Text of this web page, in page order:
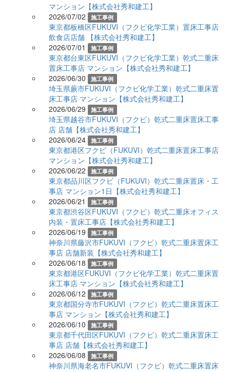
マンション【株式会社秀和建工】
2026/07/02
施工事例
東京都板橋区FUKUVI（フクビ化学工業）置床工事店
飲食店店舗 【株式会社秀和建工】
2026/07/01
施工事例
東京都台東区FUKUVI（フクビ化学工業）乾式二重床
置床工事店 マンション【株式会社秀和建工】
2026/06/30
施工事例
埼玉県蕨市FUKUVI（フクビ化学工業）乾式二重床置
床工事店 マンション【株式会社秀和建工】
2026/06/29
施工事例
埼玉県越谷市FUKUVI（フクビ）乾式二重床置床工事
店 店舗【株式会社秀和建工】
2026/06/24
施工事例
東京都港区フクビ（FUKUVI）乾式二重床置床工事店
マンション【株式会社秀和建工】
2026/06/22
施工事例
東京都品川区フクビ（FUKUVI）乾式二重床置床・工
事店 マンション1日【株式会社秀和建工】
2026/06/21
施工事例
東京都渋谷区FUKUVI（フクビ）乾式二重床オフィス
内装・置床工事店【株式会社秀和建工】
2026/06/19
施工事例
神奈川県藤沢市FUKUVI（フクビ）乾式二重床置床工
事店 店舗新装【株式会社秀和建工】
2026/06/18
施工事例
東京都港区FUKUVI（フクビ化学工業）乾式二重床置
床工事店 マンション【株式会社秀和建工】
2026/06/12
施工事例
東京都国分寺市FUKUVI（フクビ）乾式二重床置床工
事店 マンション【株式会社秀和建工】
2026/06/10
施工事例
東京都千代田区FUKUVI（フクビ）乾式二重床置床工
事店 店舗【株式会社秀和建工】
2026/06/08
施工事例
神奈川県海老名市FUKUVI（フクビ）乾式二重床置床